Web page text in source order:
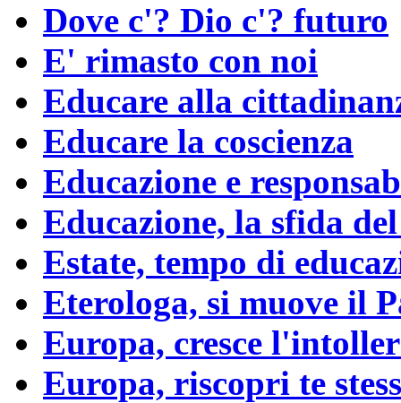
Dove c'? Dio c'? futuro
E' rimasto con noi
Educare alla
Educare la coscienza
Educazione e
Educazione, la sfida
Estate, tempo di
Eterologa, si muove il
Europa, cresce
Europa, riscopri te